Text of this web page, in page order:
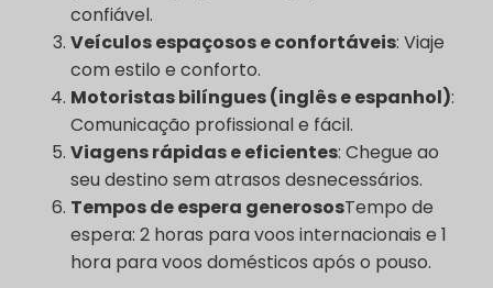
confiável.
Veículos espaçosos e confortáveis: Viaje
com estilo e conforto.
Motoristas bilíngues (inglês e espanhol):
Comunicação profissional e fácil.
Viagens rápidas e eficientes: Chegue ao
seu destino sem atrasos desnecessários.
Tempos de espera generososTempo de
espera: 2 horas para voos internacionais e 1
hora para voos domésticos após o pouso.